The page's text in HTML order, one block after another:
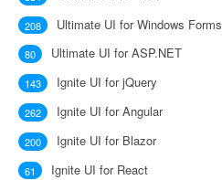
Ultimate UI for Windows Forms
208
Ultimate UI for ASP.NET
80
Ignite UI for jQuery
143
Ignite UI for Angular
262
Ignite UI for Blazor
200
Ignite UI for React
61